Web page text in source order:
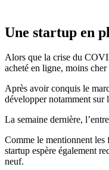
Une startup en
Alors que la crise du
acheté en ligne, moins
Après avoir conquis le
développer notamment sur
La semaine dernière,
Comme le mentionnent les
startup espère également
neuf.